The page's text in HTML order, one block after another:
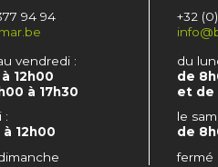
94 94
vendredi :
12h00
à 17h30
:
12h00
+32
du
de
et de
le
de
fermé